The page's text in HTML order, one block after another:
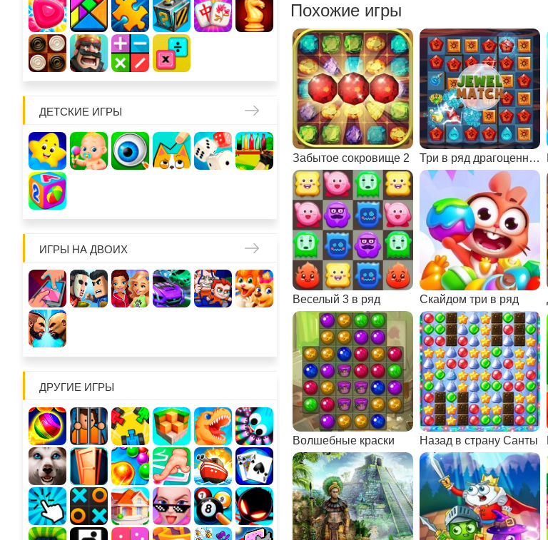
ДЕТСКИЕ ИГРЫ
ИГРЫ НА ДВОИХ
ДРУГИЕ ИГРЫ
Похожие игры
Забытое сокровище 2 Три в ряд драгоценности
Веселый 3 в ряд Скайдом три в ряд
Волшебные краски Назад в страну Санты